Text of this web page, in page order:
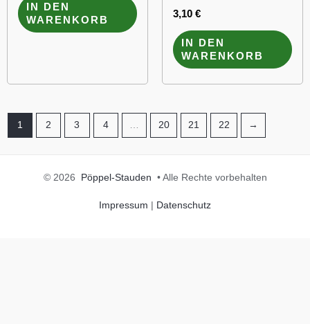
IN DEN
WARENKORB
3,10 €
IN DEN
WARENKORB
1 2 3 4 … 20 21 22 →
© 2026 Pöppel-Stauden • Alle Rechte vorbehalten
Impressum | Datenschutz